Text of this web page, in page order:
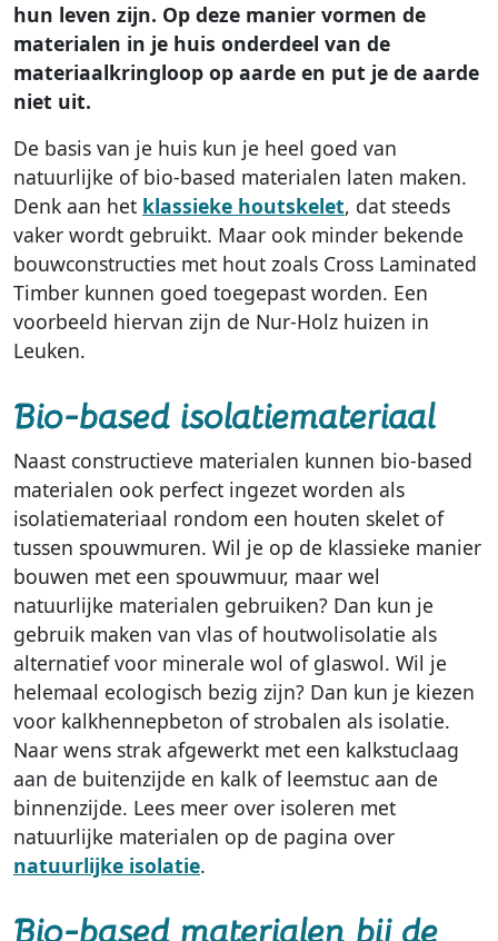
hun leven zijn. Op deze manier vormen de
materialen in je huis onderdeel van de
materiaalkringloop op aarde en put je de aarde
niet uit.
De basis van je huis kun je heel goed van
natuurlijke of bio-based materialen laten maken.
Denk aan het klassieke houtskelet, dat steeds
vaker wordt gebruikt. Maar ook minder bekende
bouwconstructies met hout zoals Cross Laminated
Timber kunnen goed toegepast worden. Een
voorbeeld hiervan zijn de Nur-Holz huizen in
Leuken.
Bio-based isolatiemateriaal
Naast constructieve materialen kunnen bio-based
materialen ook perfect ingezet worden als
isolatiemateriaal rondom een houten skelet of
tussen spouwmuren. Wil je op de klassieke manier
bouwen met een spouwmuur, maar wel
natuurlijke materialen gebruiken? Dan kun je
gebruik maken van vlas of houtwolisolatie als
alternatief voor minerale wol of glaswol. Wil je
helemaal ecologisch bezig zijn? Dan kun je kiezen
voor kalkhennepbeton of strobalen als isolatie.
Naar wens strak afgewerkt met een kalkstuclaag
aan de buitenzijde en kalk of leemstuc aan de
binnenzijde. Lees meer over isoleren met
natuurlijke materialen op de pagina over
natuurlijke isolatie.
Bio-based materialen bij de